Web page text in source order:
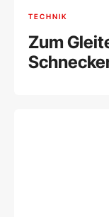
TECHNIK
Zum